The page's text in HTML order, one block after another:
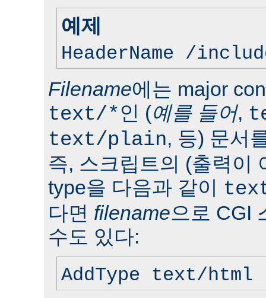
예제
HeaderName /
Filename에는 major
text/*인 (예를 들어,
text/plain, 등) 문서
즉, 스크립트의 (출력이
type을 다음과 같이
다면 filename으로 CGI
수도 있다:
AddType text/